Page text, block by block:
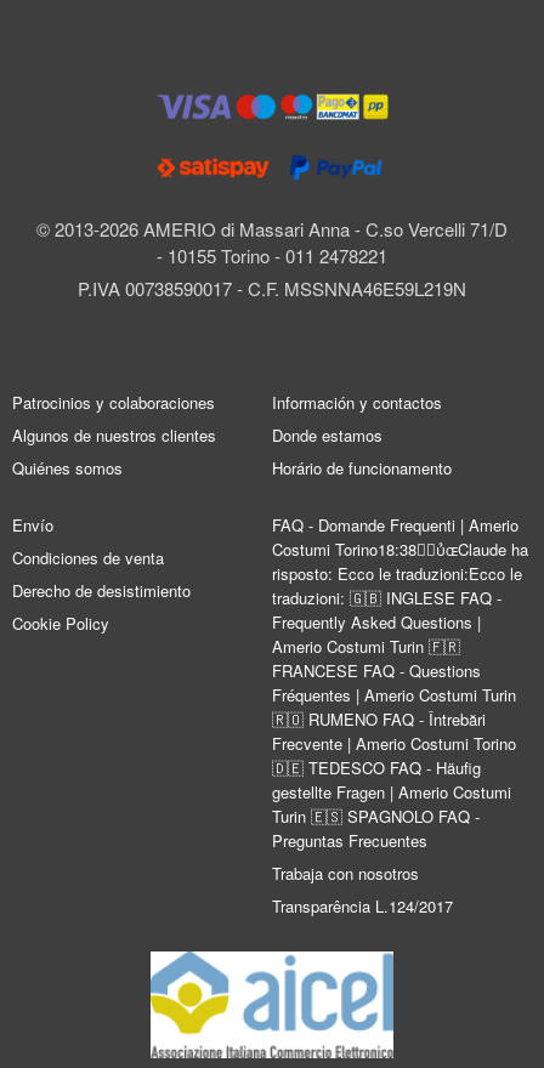
© 2013-2026 AMERIO di Massari Anna - C.so Vercelli 71/D
- 10155 Torino - 011 2478221
P.IVA 00738590017 - C.F. MSSNNA46E59L219N
Patrocinios y colaboraciones
Algunos de nuestros clientes
Quiénes somos
Información y contactos
Donde estamos
Horário de funcionamento
Envío
Condiciones de venta
Derecho de desistimiento
Cookie Policy
FAQ - Domande Frequenti | Amerio
Costumi Torino18:38Claude ha
risposto: Ecco le traduzioni:Ecco le
traduzioni: 🇬🇧 INGLESE FAQ -
Frequently Asked Questions |
Amerio Costumi Turin 🇫🇷
FRANCESE FAQ - Questions
Fréquentes | Amerio Costumi Turin
🇷🇴 RUMENO FAQ - Întrebări
Frecvente | Amerio Costumi Torino
🇩🇪 TEDESCO FAQ - Häufig
gestellte Fragen | Amerio Costumi
Turin 🇪🇸 SPAGNOLO FAQ -
Preguntas Frecuentes
Trabaja con nosotros
Transparência L.124/2017